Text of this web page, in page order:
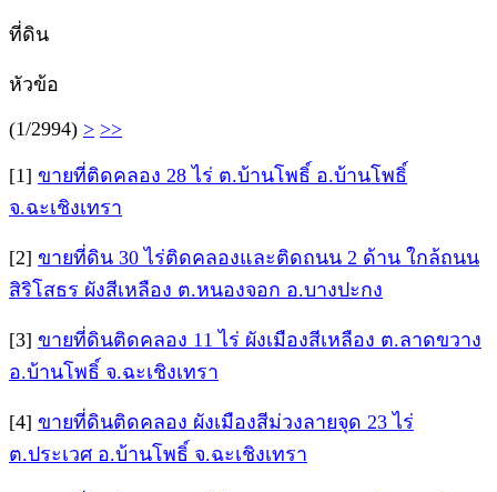
ที่ดิน
หัวข้อ
(1/2994) > >>
[1] ขายที่ติดคลอง 28 ไร่ ต.บ้านโพธิ์ อ.บ้านโพธิ์
จ.ฉะเชิงเทรา
[2] ขายที่ดิน 30 ไร่ติดคลองและติดถนน 2 ด้าน ใกล้ถนน
สิริโสธร ผังสีเหลือง ต.หนองจอก อ.บางปะกง
[3] ขายที่ดินติดคลอง 11 ไร่ ผังเมืองสีเหลือง ต.ลาดขวาง
อ.บ้านโพธิ์ จ.ฉะเชิงเทรา
[4] ขายที่ดินติดคลอง ผังเมืองสีม่วงลายจุด 23 ไร่
ต.ประเวศ อ.บ้านโพธิ์ จ.ฉะเชิงเทรา